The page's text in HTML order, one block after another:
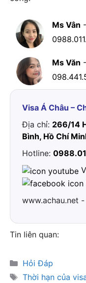
Ms Vân
Ms Văn
Visa Á Châu –
Địa chỉ: 266/14
Bình, Hồ Chí
Hotline:
www.achau.net -
Tin liên quan:
Danh
mục
Hỏi Đáp
Thẻ
Thời hạn của